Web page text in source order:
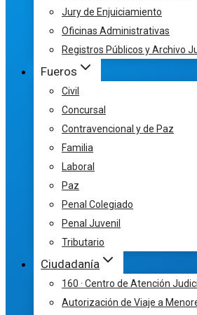
Jury de Enjuiciamiento
Oficinas Administrativas
Registros Públicos y Archivo
Fueros
Civil
Concursal
Contravencional y de Paz
Familia
Laboral
Paz
Penal Colegiado
Penal Juvenil
Tributario
Ciudadanía
160 · Centro de Atención
Autorización de Viaje a